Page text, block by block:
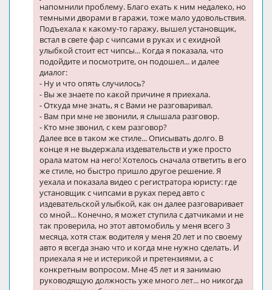
напомнили проблему. Благо ехать к ним недалеко, но
темными дворами в гаражи, тоже мало удовольствия.
Подъехала к какому-то гаражу, вышел установщик,
встал в свете фар с чипсами в руках и с ехидной
улыбкой стоит ест чипсы... Когда я показала, что
подойдите и посмотрите, он подошел... и далее
диалог:
- Ну и что опять случилось?
- Вы же знаете по какой причине я приехала.
- Откуда мне знать, я с Вами не разговаривал.
- Вам при мне не звонили, я слышала разговор.
- Кто мне звонил, с кем разговор?
Далее все в таком же стиле... Описывать долго. В
конце я не выдержала издевательств и уже просто
орала матом на него! Хотелось сначала ответить в его
же стиле, но быстро пришло другое решение. Я
уехала и показала видео с регистратора юристу: где
установщик с чипсами в руках перед авто с
издевательской улыбкой, как он далее разговаривает
со мной... Конечно, я может ступила с датчиками и не
так проверила, но этот автомобиль у меня всего 3
месяца, хотя стаж водителя у меня 20 лет и по своему
авто я всегда знаю что и когда мне нужно сделать. И
приехала я не и истерикой и претензиями, а с
конкретным вопросом. Мне 45 лет и я занимаю
руководящую должность уже много лет... но никогда